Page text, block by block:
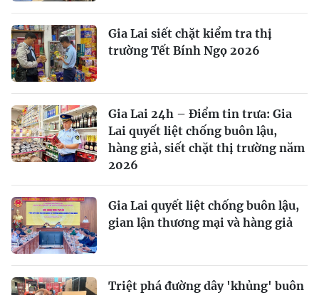
Gia Lai siết chặt kiểm tra thị
trường Tết Bính Ngọ 2026
Gia Lai 24h – Điểm tin trưa: Gia
Lai quyết liệt chống buôn lậu,
hàng giả, siết chặt thị trường năm
2026
Gia Lai quyết liệt chống buôn lậu,
gian lận thương mại và hàng giả
Triệt phá đường dây 'khủng' buôn